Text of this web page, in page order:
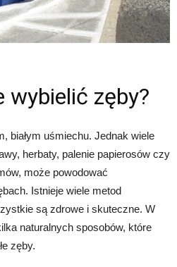
wybielić zęby?
białym uśmiechu. Jednak wiele
herbaty, palenie papierosów czy
może powodować
Istnieje wiele metod
są zdrowe i skuteczne. W
naturalnych sposobów, które
zęby.